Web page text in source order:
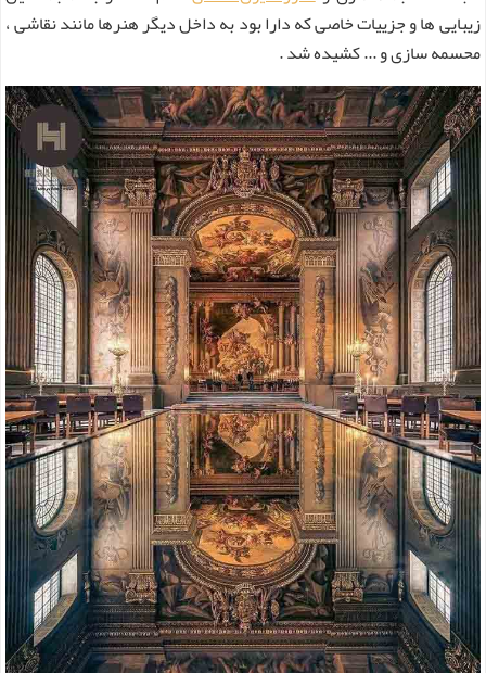
زیبایی ها و جزییات خاصی که دارا بود به داخل دیگر هنرها مانند نقاشی ،
محسمه سازی و ... کشیده شد .